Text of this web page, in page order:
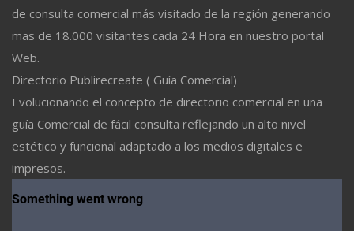
de consulta comercial más visitado de la región generando
mas de 18.000 visitantes cada 24 Hora en nuestro portal
Web.
Directorio Publirecreate ( Guía Comercial)
Evolucionando el concepto de directorio comercial en una
guía Comercial de fácil consulta reflejando un alto nivel
estético y funcional adaptado a los medios digitales e
impresos.